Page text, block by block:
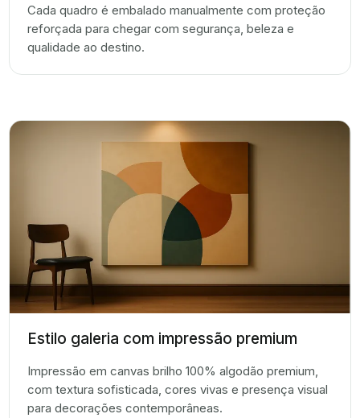
Cada quadro é embalado manualmente com proteção
reforçada para chegar com segurança, beleza e
qualidade ao destino.
Estilo galeria com impressão premium
Impressão em canvas brilho 100% algodão premium,
com textura sofisticada, cores vivas e presença visual
para decorações contemporâneas.